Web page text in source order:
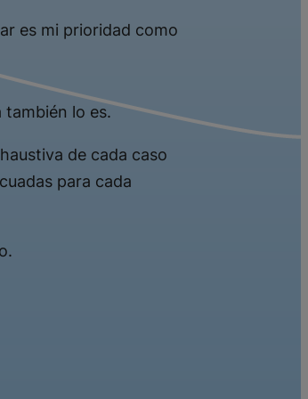
es mi prioridad como
también lo es.
de cada caso
para cada